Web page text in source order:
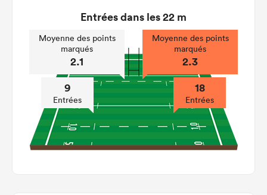
Entrées dans les 22 m
Moyenne des points
marqués
2.1
9
Entrées
Moyenne des points
marqués
2.3
18
Entrées